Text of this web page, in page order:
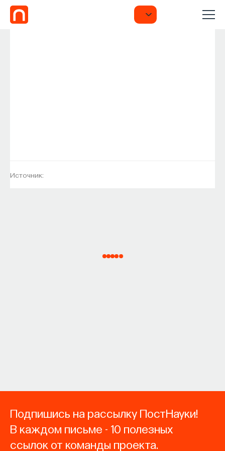
Источник:
Подпишись на рассылку ПостНауки!
В каждом письме - 10 полезных
ссылок от команды проекта.